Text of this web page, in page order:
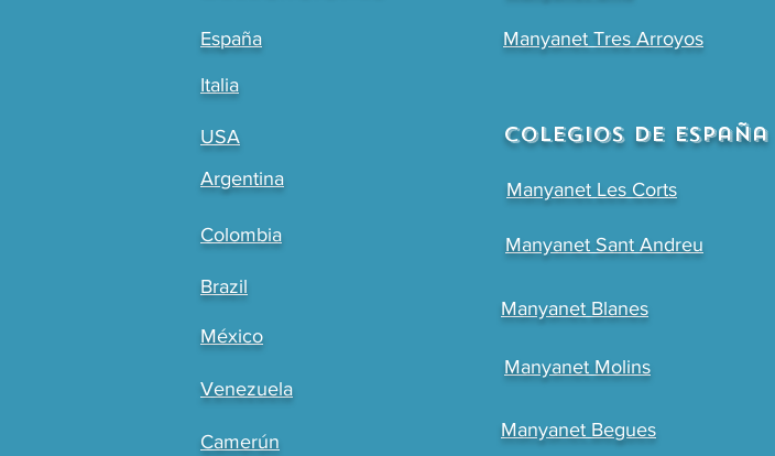
España Manyanet Tres Arroyos
Italia
USA
Argentina
Colombia
Colegios de España
Manyanet Les Corts
Manyanet Sant Andreu
Brazil
Manyanet Blanes
México
Manyanet Molins
Venezuela
Camerún
Manyanet Begues